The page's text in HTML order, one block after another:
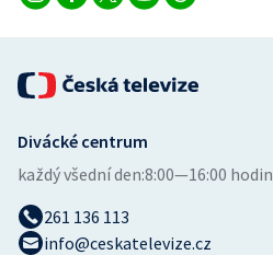
Divácké centrum
každý všední den:8:00—16:00 hodin
261 136 113
info@ceskatelevize.cz